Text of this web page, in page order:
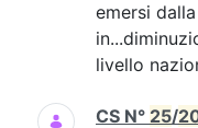
emersi
livello
CS N° 25/